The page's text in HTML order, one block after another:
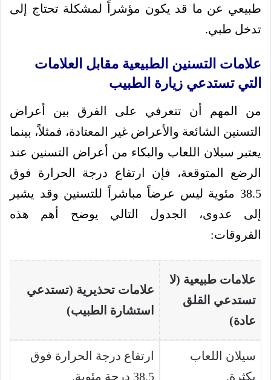
طبيعي عن ما قد يكون مؤشراً لمشكلة تحتاج إلى
تدخل طبي.
علامات التسنين الطبيعية مقابل العلامات
التي تستدعي زيارة الطبيب
من المهم أن تتعرفي على الفرق بين أعراض
التسنين الشائعة والأعراض غير المعتادة، فمثلاً، بينما
يعتبر سيلان اللعاب والبكاء من أعراض التسنين عند
الرضع المتوقعة، فإن ارتفاع درجة الحرارة فوق
38.5 مئوية ليس عرضاً مباشراً للتسنين وقد يشير
إلى عدوى، الجدول التالي يوضح أهم هذه
الفروقات:
علامات طبيعية (لا
تستدعي القلق
عادة)
علامات تحذيرية (تستدعي
استشارة الطبيب)
سيلان اللعاب
بكثرة.
ارتفاع درجة الحرارة فوق
38.5 درجة مئوية.